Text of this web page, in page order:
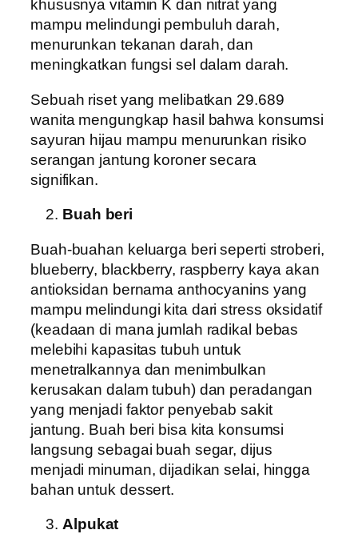
khususnya vitamin K dan nitrat yang
mampu melindungi pembuluh darah,
menurunkan tekanan darah, dan
meningkatkan fungsi sel dalam darah.
Sebuah riset yang melibatkan 29.689
wanita mengungkap hasil bahwa konsumsi
sayuran hijau mampu menurunkan risiko
serangan jantung koroner secara
signifikan.
Buah beri
Buah-buahan keluarga beri seperti stroberi,
blueberry, blackberry, raspberry kaya akan
antioksidan bernama anthocyanins yang
mampu melindungi kita dari stress oksidatif
(keadaan di mana jumlah radikal bebas
melebihi kapasitas tubuh untuk
menetralkannya dan menimbulkan
kerusakan dalam tubuh) dan peradangan
yang menjadi faktor penyebab sakit
jantung. Buah beri bisa kita konsumsi
langsung sebagai buah segar, dijus
menjadi minuman, dijadikan selai, hingga
bahan untuk dessert.
Alpukat